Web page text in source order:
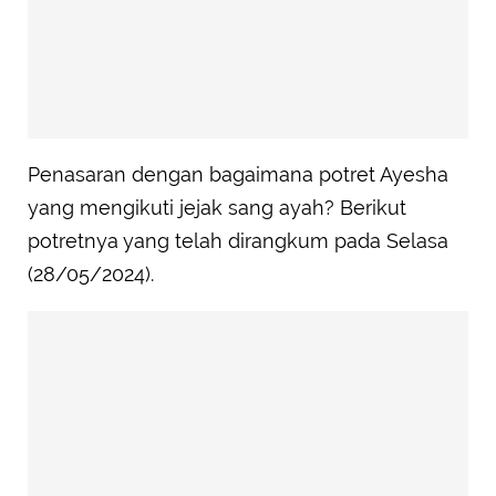
Penasaran dengan bagaimana potret Ayesha
yang mengikuti jejak sang ayah? Berikut
potretnya yang telah dirangkum pada Selasa
(28/05/2024).